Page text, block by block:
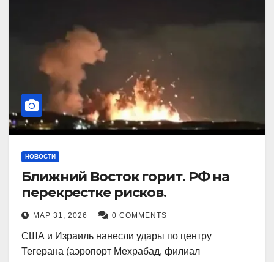
НОВОСТИ
Ближний Восток горит. РФ на
перекрестке рисков.
МАР 31, 2026 0 COMMENTS
США и Израиль нанесли удары по центру
Тегерана (аэропорт Мехрабад, филиал